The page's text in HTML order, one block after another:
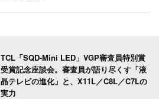
TCL「SQD-Mini LED」VGP審査員特別賞
受賞記念座談会。審査員が語り尽くす「液
晶テレビの進化」と、X11L／C8L／C7Lの
実力